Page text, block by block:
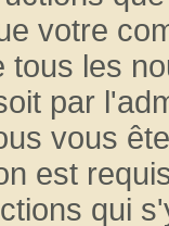
votre
tous les
par
vous
est
qui